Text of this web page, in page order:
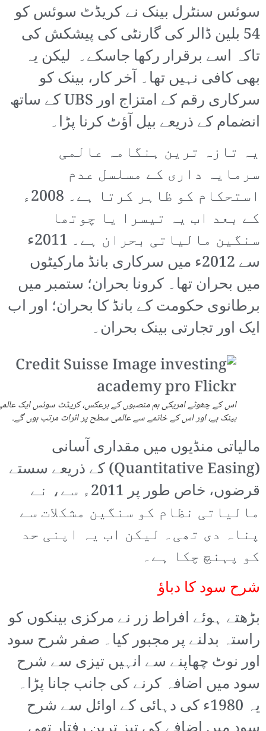
سوئس سنٹرل بینک نے کریڈٹ سوئس کو
54 بلین ڈالر کی گارنٹی کی پیشکش کی
تاکہ اسے برقرار رکھا جاسکے۔ لیکن یہ
بھی کافی نہیں تھا۔ آخر کار، بینک کو
سرکاری رقم کے امتزاج اور UBS کے ساتھ
انضمام کے ذریعے بیل آؤٹ کرنا پڑا۔
یہ تازہ ترین ہنگامہ عالمی
سرمایہ داری کے مسلسل عدم
استحکام کو ظاہر کرتا ہے۔ 2008ء
کے بعد اب یہ تیسرا یا چوتھا
سنگین مالیاتی بحران ہے۔ 2011ء
سے 2012ء میں سرکاری بانڈ مارکیٹوں
میں بحران تھا۔ کرونا بحران؛ ستمبر میں
برطانوی حکومت کے بانڈ کا بحران؛ اور اب
ایک اور تجارتی بینک بحران۔
اس کے چھوٹے امریکی ہم منصبوں کے برعکس، کریڈٹ سوئس ایک
بینک ہے، اور اس کے خاتمے سے عالمی سطح پر اثرات مرتب ہوں گے۔
مالیاتی منڈیوں میں مقداری آسانی
(Quantitative Easing) کے ذریعے سستے
قرضوں، خاص طور پر 2011ء سے، نے
مالیاتی نظام کو سنگین مشکلات سے
پناہ دی تھی۔ لیکن اب یہ اپنی حد
کو پہنچ چکا ہے۔
شرح سود کا دباؤ
بڑھتے ہوئے افراط زر نے مرکزی بینکوں کو
راستہ بدلنے پر مجبور کیا۔ صفر شرح سود
اور نوٹ چھاپنے سے انہیں تیزی سے شرح
سود میں اضافہ کرنے کی جانب جانا پڑا۔
یہ 1980ء کی دہائی کے اوائل سے شرح